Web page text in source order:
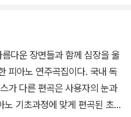
다운 장면들과 함께 심장을 울
피아노 연주곡집이다. 국내 독
가 다른 편곡은 사용자의 눈과
기초과정에 맞게 편곡된 초급